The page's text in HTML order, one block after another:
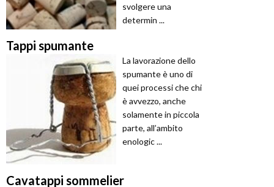
svolgere una
determin ...
Tappi spumante
La lavorazione dello
spumante è uno di
quei processi che chi
è avvezzo, anche
solamente in piccola
parte, all’ambito
enologic ...
Cavatappi sommelier